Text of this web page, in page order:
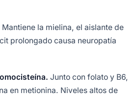
Mantiene la mielina, el aislante de
prolongado causa neuropatía
Junto con folato y B6,
en metionina. Niveles altos de